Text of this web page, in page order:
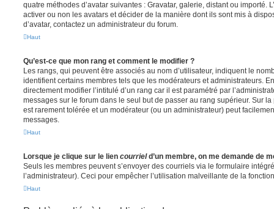
quatre méthodes d’avatar suivantes : Gravatar, galerie, distant ou importé.
activer ou non les avatars et décider de la manière dont ils sont mis à
d’avatar, contactez un administrateur du forum.
Haut
Qu’est-ce que mon rang et comment le modifier ?
Les rangs, qui peuvent être associés au nom d’utilisateur, indiquent le
identifient certains membres tels que les modérateurs et administrateurs.
directement modifier l’intitulé d’un rang car il est paramétré par
messages sur le forum dans le seul but de passer au rang supérieur. Sur
est rarement tolérée et un modérateur (ou un administrateur) peut
messages.
Haut
Lorsque je clique sur le lien courrield’un membre, on me demande de
Seuls les membres peuvent s’envoyer des courriels via le formulaire
l’administrateur). Ceci pour empêcher l’utilisation malveillante de la
Haut